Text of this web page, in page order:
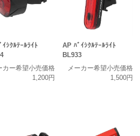
ｲｼｸﾙﾃｰﾙﾗｲﾄ
カー希望小売価格
1,200円
AP ﾊﾞｲｼｸﾙﾃｰﾙﾗｲﾄ
BL933
メーカー希望小売価格
1,500円